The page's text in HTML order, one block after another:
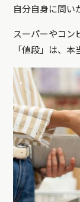
自分自身に問い
スーパーやコン
「値段」は、